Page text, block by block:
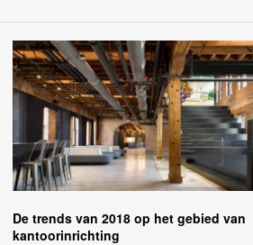
De trends van 2018 op het gebied van
kantoorinrichting